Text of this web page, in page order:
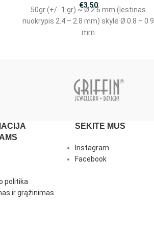
€3.50
50gr (+/- 1 gr) ~ Ø 2.6 mm (lestinas
nuokrypis 2.4 – 2.8 mm) skylė Ø 0.8 – 0.9
mm
politika
ir grąžinimas
SEKITE MUS
Instagram
Facebook